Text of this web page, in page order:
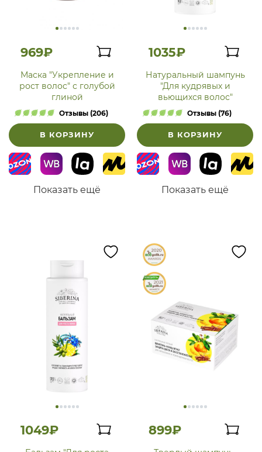
969₽
Маска "Укрепление и
рост волос" с голубой
глиной
Отзывы (206)
В КОРЗИНУ
Показать ещё
1035₽
Натуральный шампунь
"Для кудрявых и
вьющихся волос"
Отзывы (76)
В КОРЗИНУ
Показать ещё
1049₽ 899₽